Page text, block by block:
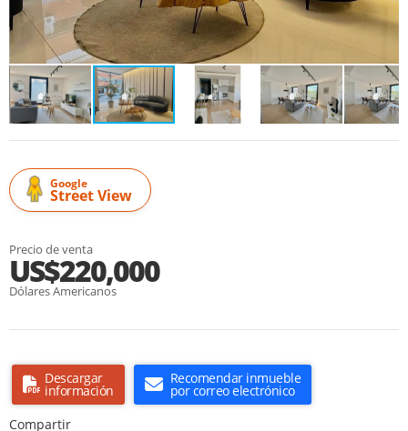
Google
Street View
Precio de venta
US$220,000
Dólares Americanos
Descargar
información
Recomendar inmueble
por correo electrónico
Compartir